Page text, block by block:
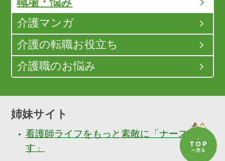
介護マンガ
介護の転職お役立ち
介護職のお悩み
姉妹サイト
看護師ライフをもっと素敵に「ナースぷら
す」